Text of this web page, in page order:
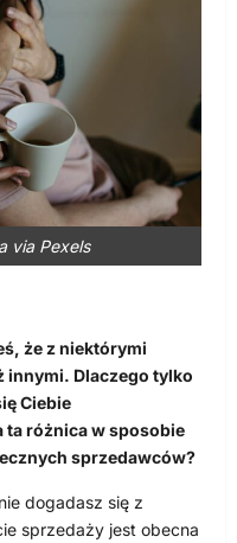
via Pexels
że z niektórymi
innymi. Dlaczego tylko
Ciebie
ta różnica w sposobie
sprzedawców?
dogadasz się z
sprzedaży jest obecna